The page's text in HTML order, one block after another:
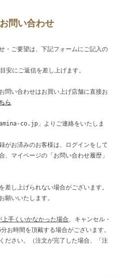
問い合わせ
・ご要望は、下記フォームにご記入の
安にご返信を差し上げます。
問い合わせはお買い上げ店舗に直接お
ら
co.jp」よりご連絡をいたしま
がお済みのお客様は、ログインをして
、マイページの「お問い合わせ履歴」
し上げられない場合がございます。
願いいたします。
上手くいかなかった場合、キャンセル・
お時間を頂戴する場合がございます。
ださい。（注文が完了した場合、「注